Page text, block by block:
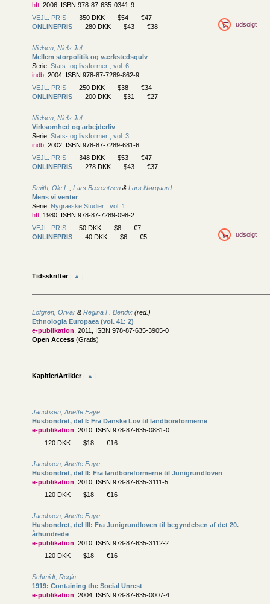
hft , 2006, ISBN 978-87-635-0341-9
VEJL. PRIS
350 DKK $54
€47
ONLINEPRIS
280 DKK $43 €38 udsolgt
Nielsen, Niels Jul
Mellem storpolitik og værkstedsgulv
Serie: Stats- og livsformer , vol. 6
indb , 2004, ISBN 978-87-7289-862-9
VEJL. PRIS
250 DKK $38
€34
ONLINEPRIS
200 DKK $31 €27
Nielsen, Niels Jul
Virksomhed og arbejderliv
Serie: Stats- og livsformer , vol. 3
indb , 2002, ISBN 978-87-7289-681-6
VEJL. PRIS
348 DKK $53
€47
ONLINEPRIS
278 DKK $43 €37
Smith, Ole L. Lars Bærentzen & Lars Nørgaard
Mens vi venter
Serie: Nygræske Studier , vol. 1
hft , 1980, ISBN 978-87-7289-098-2
VEJL. PRIS
50 DKK $8
€7
ONLINEPRIS
40 DKK $6 €5 udsolgt
Tidsskrifter| ▲ |
Löfgren, Orvar & Regina F. Bendix (red.)
Ethnologia Europaea (vol. 41: 2)
e-publikation , 2011, ISBN 978-87-635-3905-0
Open Access (Gratis)
Kapitler/Artikler| ▲ |
Jacobsen, Anette Faye
Husbondret, del I: Fra Danske Lov til landboreformerne
e-publikation , 2010, ISBN 978-87-635-0881-0
120 DKK
$18 €16
Jacobsen, Anette Faye
Husbondret, del II: Fra landboreformerne til Junigrundloven
e-publikation , 2010, ISBN 978-87-635-3111-5
120 DKK
$18 €16
Jacobsen, Anette Faye
Husbondret, del III: Fra Junigrundloven til begyndelsen af det 20.
århundrede
e-publikation , 2010, ISBN 978-87-635-3112-2
120 DKK
$18 €16
Schmidt, Regin
1919: Containing the Social Unrest
e-publikation , 2004, ISBN 978-87-635-0007-4